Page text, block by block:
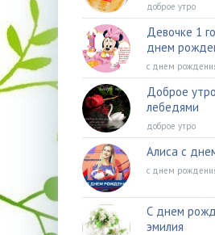
доброе утро
Девочке 1
днем
с днем
Доброе
лебедями
доброе утро
Алиса с
с днем
С днем
эмилия